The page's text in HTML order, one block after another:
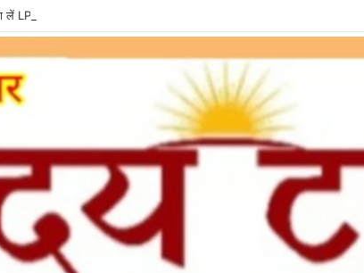
LPG e-KYC, वरना बुकिंग और सब्सिडी में हो सकती है दिक्कत